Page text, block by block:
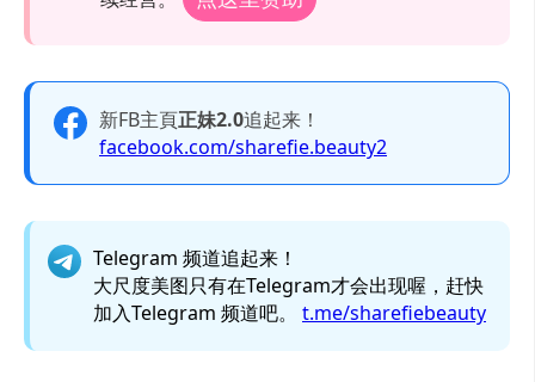
新FB主頁正妹2.0追起来！
facebook.com/sharefie.beauty2
Telegram 频道追起来！
大尺度美图只有在Telegram才会出现喔，赶快
加入Telegram 频道吧。 t.me/sharefiebeauty